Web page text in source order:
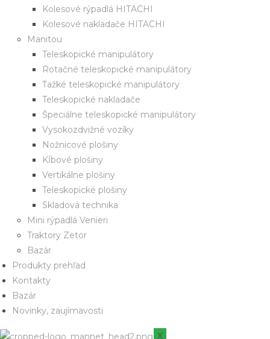
Kolesové rýpadlá HITACHI
Kolesové nakladače HITACHI
Manitou
Teleskopické manipulátory
Rotačné teleskopické manipulátory
Ťažké teleskopické manipulátory
Teleskopické nakladače
Špeciálne teleskopické manipulátory
Vysokozdvižné vozíky
Nožnicové plošiny
Kĺbové plošiny
Vertikálne plošiny
Teleskopické plošiny
Skladová technika
Mini rýpadlá Venieri
Traktory Zetor
Bazár
Produkty prehľad
Kontakty
Bazár
Novinky, zaujímavosti
X